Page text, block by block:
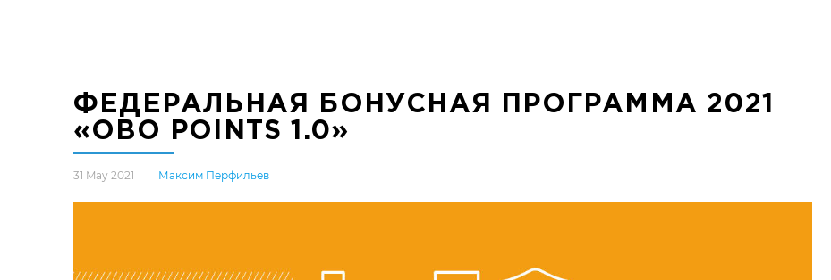
ФЕДЕРАЛЬНАЯ БОНУСНАЯ ПРОГРАММА 2021
«OBO POINTS 1.0»
31 May 2021 Максим Перфильев